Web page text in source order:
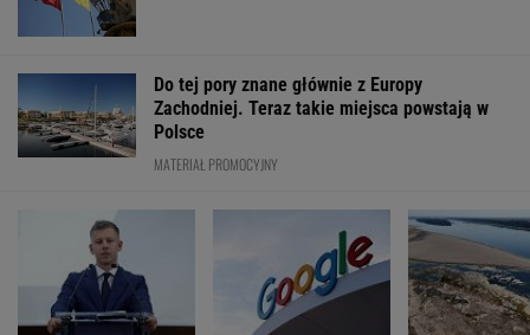
Do tej pory znane głównie z Europy
Zachodniej. Teraz takie miejsca powstają w
Polsce
MATERIAŁ PROMOCYJNY